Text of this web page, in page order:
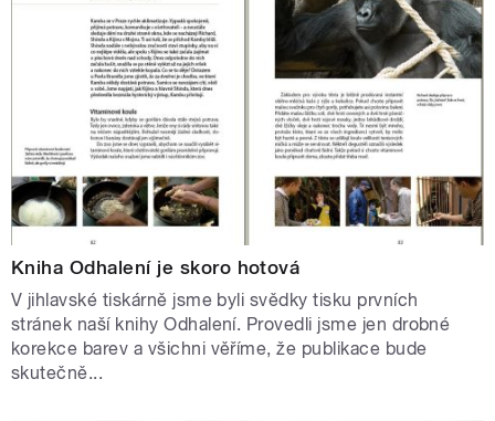
Kniha Odhalení je skoro hotová
V jihlavské tiskárně jsme byli svědky tisku prvních
stránek naší knihy Odhalení. Provedli jsme jen drobné
korekce barev a všichni věříme, že publikace bude
skutečně...